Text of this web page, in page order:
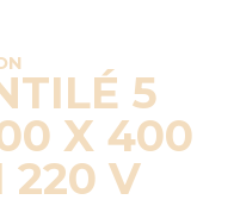
5
X 400
220 V